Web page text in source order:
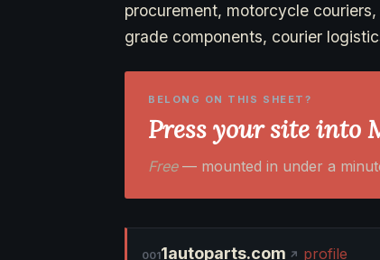
procurement, motorcycle
grade components, courier
BELONG ON THIS SHEET?
Press your site into
Free— mounted in under a
0011autoparts.com profile